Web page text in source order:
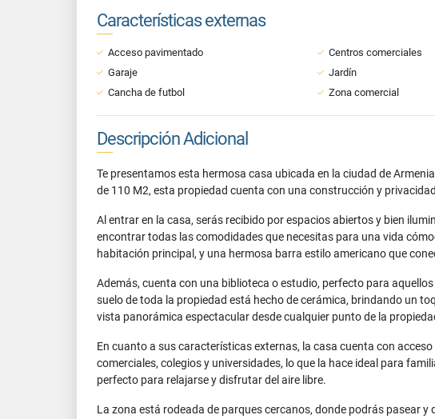
Características externas
Acceso pavimentado Centros comerciales
Garaje
Jardín
Cancha de futbol
Zona comercial
Descripción Adicional
Te presentamos esta hermosa casa ubicada en la ciudad de
de 110 M2, esta propiedad cuenta con una construcción y
Al entrar en la casa, serás recibido por espacios abiertos y bien
encontrar todas las comodidades que necesitas para una vida
habitación principal, y una hermosa barra estilo americano que
Además, cuenta con una biblioteca o estudio, perfecto para
suelo de toda la propiedad está hecho de cerámica, brindando un
vista panorámica espectacular desde cualquier punto de la
En cuanto a sus características externas, la casa cuenta con
comerciales, colegios y universidades, lo que la hace ideal para
perfecto para relajarse y disfrutar del aire libre.
La zona está rodeada de parques cercanos, donde podrás pasear